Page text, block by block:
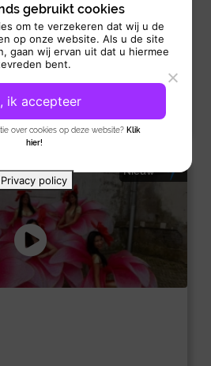
de glamour, energie en
Vegas-avond rechtstreeks naar jouw
Nieuw
gebruikt cookies
om te verzekeren dat wij u de
op onze website. Als u de site
gaan wij ervan uit dat u hiermee
bent.
over cookies op deze website? Klik
hier!
ik accepteer
Privacy policy